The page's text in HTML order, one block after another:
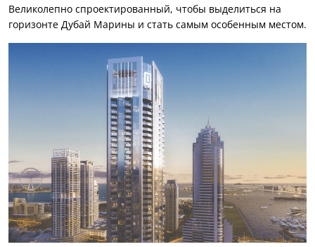
Великолепно спроектированный, чтобы выделиться на
горизонте Дубай Марины и стать самым особенным местом.